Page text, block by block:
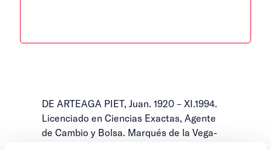
DE ARTEAGA PIET, Juan. 1920 – XI.1994.
Licenciado en Ciencias Exactas, Agente
de Cambio y Bolsa. Marqués de la Vega-